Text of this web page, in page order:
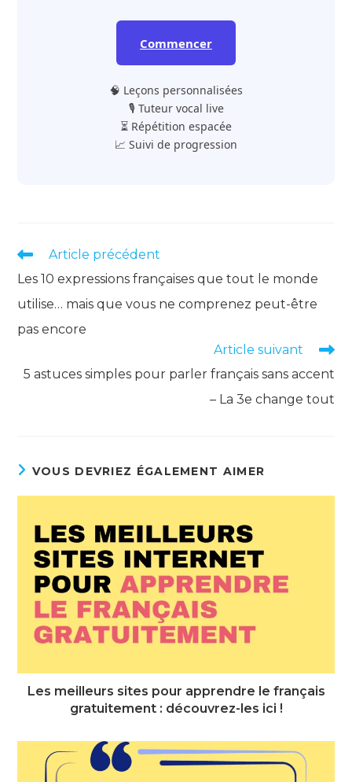
Commencer
🧠 Leçons personnalisées
🎙️ Tuteur vocal live
⏳ Répétition espacée
📈 Suivi de progression
Read
articles
Article précédent
Les 10 expressions françaises que tout le monde
utilise… mais que vous ne comprenez peut-être
pas encore
Article suivant
5 astuces simples pour parler français sans accent
– La 3e change tout
VOUS DEVRIEZ ÉGALEMENT AIMER
Les meilleurs sites pour apprendre le français
gratuitement : découvrez-les ici !